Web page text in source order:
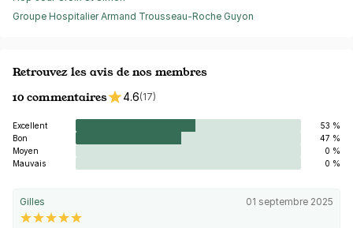
Groupe Hospitalier Armand Trousseau-Roche Guyon
Retrouvez les avis de nos membres
10 commentaires
4.6(17)
Excellent
53 %
Bon
47 %
Moyen
0 %
Mauvais
0 %
Gilles 01 septembre 2025